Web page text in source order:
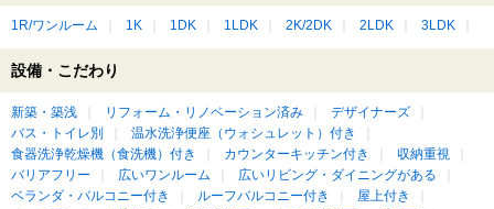
1R/ワンルーム 1K 1DK 1LDK 2K/2DK 2LDK 3LDK
設備・こだわり
新築・築浅 リフォーム・リノベーション済み
デザイナーズ
バス・トイレ別
温水洗浄便座（ウォシュレット）付き
食器洗浄乾燥機（食洗機）付き
カウンターキッチン付き
収納重視
バリアフリー
広いワンルーム
広いリビング・ダイニングがある
ベランダ・バルコニー付き
ルーフバルコニー付き
屋上付き